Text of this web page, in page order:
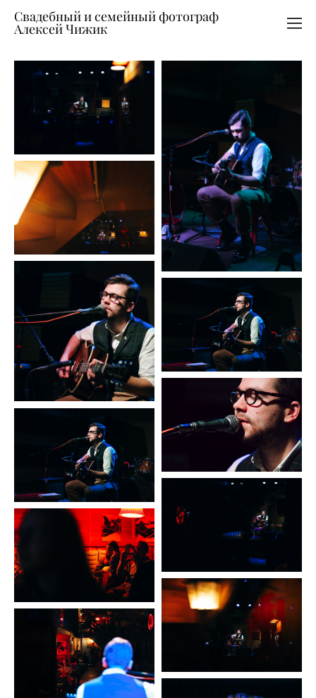
Свадебный и семейный фотограф
Алексей Чижик